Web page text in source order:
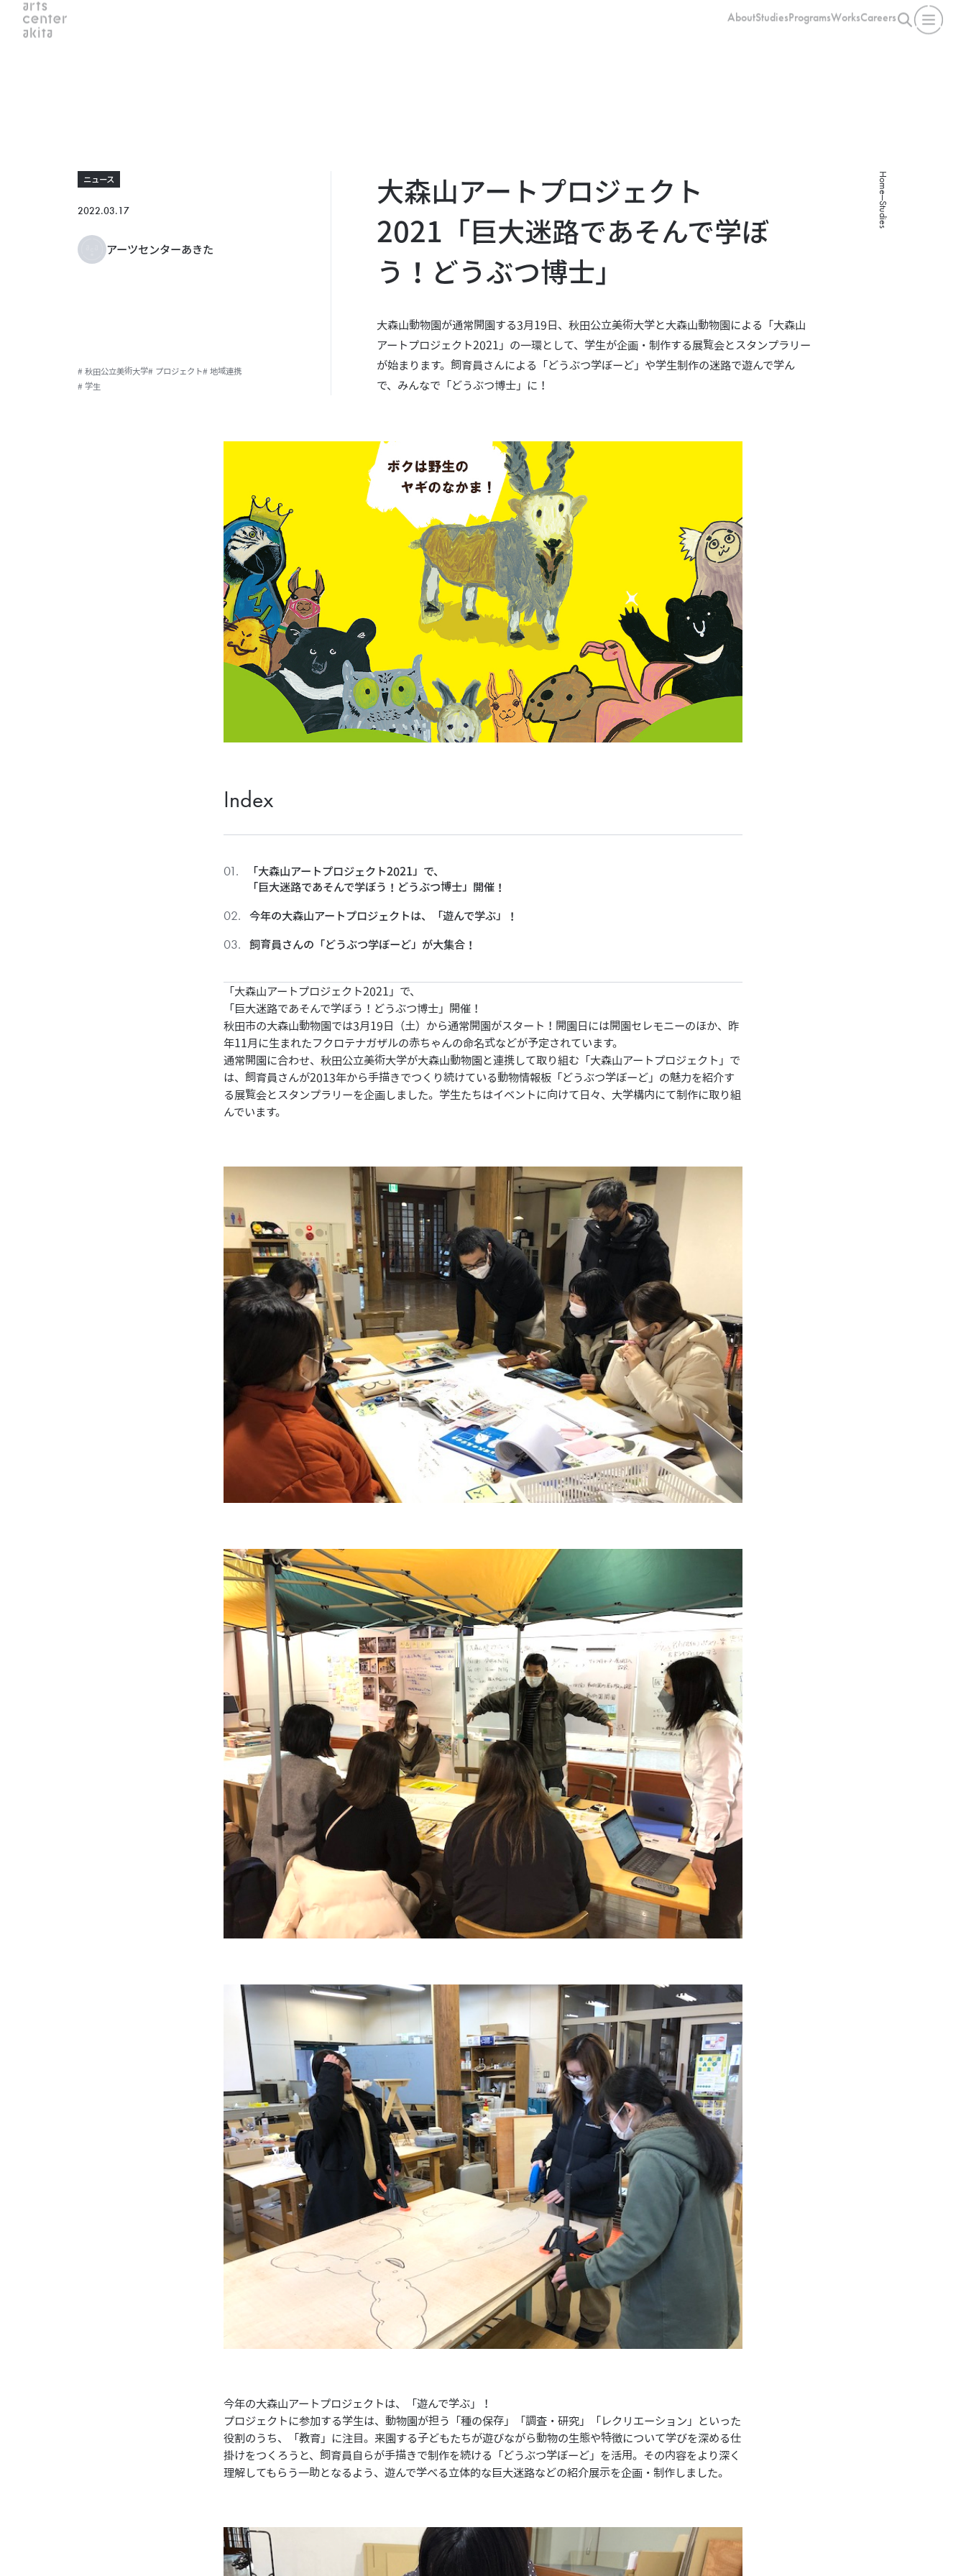
Home
Studies
大森山アートプロジェクト
2021「巨大迷路であそんで学ぼ
う！どうぶつ博士」
大森山動物園が通常開園する3月19日、秋田公立美術大学と大森山動物園による「大森山
アートプロジェクト2021」の一環として、学生が企画・制作する展覧会とスタンプラリー
が始まります。飼育員さんによる「どうぶつ学ぼーど」や学生制作の迷路で遊んで学ん
で、みんなで「どうぶつ博士」に！
ニュース
アーツセンターあきた
2022.03.17
# 秋田公立美術大学# プロジェクト# 地域連携
# 学生
Index
「大森山アートプロジェクト2021」で、
「巨大迷路であそんで学ぼう！どうぶつ博士」開催！
今年の大森山アートプロジェクトは、「遊んで学ぶ」！
飼育員さんの「どうぶつ学ぼーど」が大集合！
「大森山アートプロジェクト2021」で、
「巨大迷路であそんで学ぼう！どうぶつ博士」開催！
秋田市の大森山動物園では3月19日（土）から通常開園がスタート！開園日には開園セレモニーのほか、昨
年11月に生まれたフクロテナガザルの赤ちゃんの命名式などが予定されています。
通常開園に合わせ、秋田公立美術大学が大森山動物園と連携して取り組む「大森山アートプロジェクト」で
は、飼育員さんが2013年から手描きでつくり続けている動物情報板「どうぶつ学ぼーど」の魅力を紹介す
る展覧会とスタンプラリーを企画しました。学生たちはイベントに向けて日々、大学構内にて制作に取り組
んでいます。
今年の大森山アートプロジェクトは、「遊んで学ぶ」！
プロジェクトに参加する学生は、動物園が担う「種の保存」「調査・研究」「レクリエーション」といった
役割のうち、「教育」に注目。来園する子どもたちが遊びながら動物の生態や特徴について学びを深める仕
掛けをつくろうと、飼育員自らが手描きで制作を続ける「どうぶつ学ぼーど」を活用。その内容をより深く
理解してもらう一助となるよう、遊んで学べる立体的な巨大迷路などの紹介展示を企画・制作しました。